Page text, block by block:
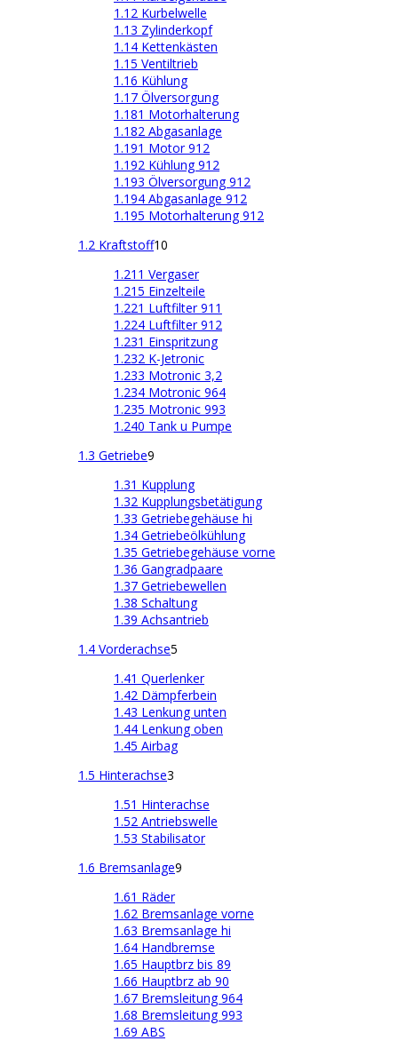
1.12 Kurbelwelle
1.13 Zylinderkopf
1.14 Kettenkästen
1.15 Ventiltrieb
1.16 Kühlung
1.17 Ölversorgung
1.181 Motorhalterung
1.182 Abgasanlage
1.191 Motor 912
1.192 Kühlung 912
1.193 Ölversorgung 912
1.194 Abgasanlage 912
1.195 Motorhalterung 912
1.2 Kraftstoff10
1.211 Vergaser
1.215 Einzelteile
1.221 Luftfilter 911
1.224 Luftfilter 912
1.231 Einspritzung
1.232 K-Jetronic
1.233 Motronic 3,2
1.234 Motronic 964
1.235 Motronic 993
1.240 Tank u Pumpe
1.3 Getriebe9
1.31 Kupplung
1.32 Kupplungsbetätigung
1.33 Getriebegehäuse hi
1.34 Getriebeölkühlung
1.35 Getriebegehäuse vorne
1.36 Gangradpaare
1.37 Getriebewellen
1.38 Schaltung
1.39 Achsantrieb
1.4 Vorderachse5
1.41 Querlenker
1.42 Dämpferbein
1.43 Lenkung unten
1.44 Lenkung oben
1.45 Airbag
1.5 Hinterachse3
1.51 Hinterachse
1.52 Antriebswelle
1.53 Stabilisator
1.6 Bremsanlage9
1.61 Räder
1.62 Bremsanlage vorne
1.63 Bremsanlage hi
1.64 Handbremse
1.65 Hauptbrz bis 89
1.66 Hauptbrz ab 90
1.67 Bremsleitung 964
1.68 Bremsleitung 993
1.69 ABS